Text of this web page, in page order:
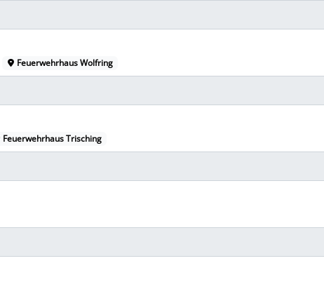
Feuerwehrhaus Wolfring
Feuerwehrhaus Trisching